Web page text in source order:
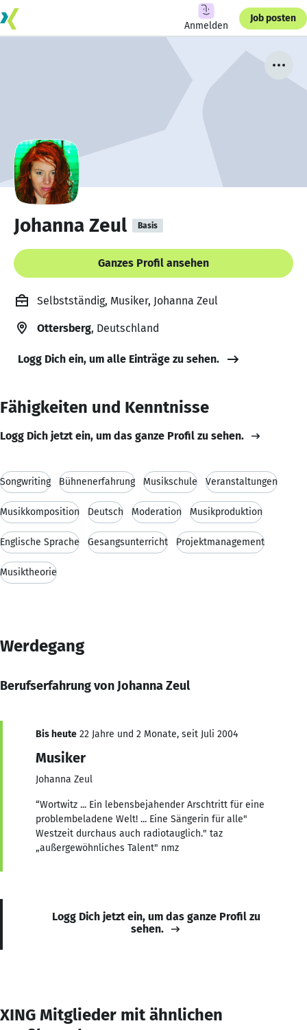
Anmelden
Job posten
Johanna Zeul Basis
Ganzes Profil ansehen
Selbstständig, Musiker, Johanna Zeul
Ottersberg, Deutschland
Logg Dich ein, um alle Einträge zu sehen.
Fähigkeiten und Kenntnisse
Logg Dich jetzt ein, um das ganze Profil zu sehen.
Songwriting Bühnenerfahrung Musikschule Veranstaltungen
Musikkomposition Deutsch Moderation Musikproduktion
Englische Sprache Gesangsunterricht Projektmanagement
Musiktheorie
Werdegang
Berufserfahrung von Johanna Zeul
Bis heute 22 Jahre und 2 Monate, seit Juli 2004
Musiker
Johanna Zeul
“Wortwitz ... Ein lebensbejahender Arschtritt für eine
problembeladene Welt! ... Eine Sängerin für alle"
Westzeit durchaus auch radiotauglich." taz
„außergewöhnliches Talent" nmz
Logg Dich jetzt ein, um das ganze Profil zu
sehen.
XING Mitglieder mit ähnlichen